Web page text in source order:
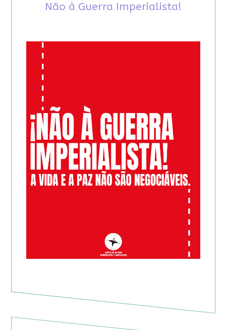
Não à Guerra Imperialista!